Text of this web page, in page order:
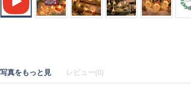
写真をもっと見 レビュー(0)